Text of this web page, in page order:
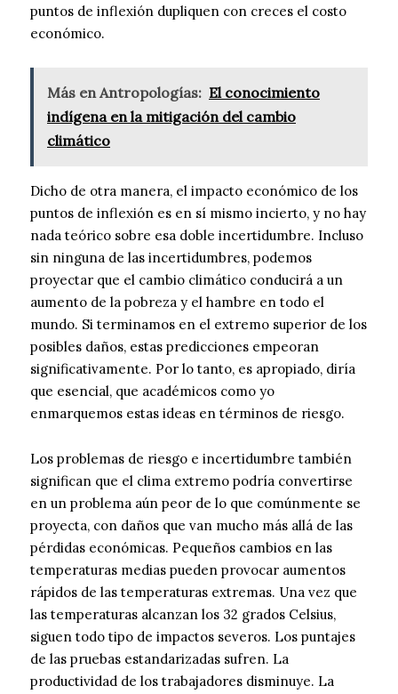
puntos de inflexión dupliquen con creces el costo
económico.
Más en Antropologías: El conocimiento
indígena en la mitigación del cambio
climático
Dicho de otra manera, el impacto económico de los
puntos de inflexión es en sí mismo incierto, y no hay
nada teórico sobre esa doble incertidumbre. Incluso
sin ninguna de las incertidumbres, podemos
proyectar que el cambio climático conducirá a un
aumento de la pobreza y el hambre en todo el
mundo. Si terminamos en el extremo superior de los
posibles daños, estas predicciones empeoran
significativamente. Por lo tanto, es apropiado, diría
que esencial, que académicos como yo
enmarquemos estas ideas en términos de riesgo.
Los problemas de riesgo e incertidumbre también
significan que el clima extremo podría convertirse
en un problema aún peor de lo que comúnmente se
proyecta, con daños que van mucho más allá de las
pérdidas económicas. Pequeños cambios en las
temperaturas medias pueden provocar aumentos
rápidos de las temperaturas extremas. Una vez que
las temperaturas alcanzan los 32 grados Celsius,
siguen todo tipo de impactos severos. Los puntajes
de las pruebas estandarizadas sufren. La
productividad de los trabajadores disminuye. La